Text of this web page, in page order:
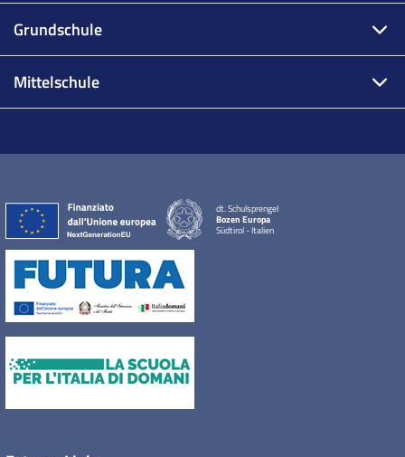
Grundschule
Mittelschule
dt. Schulsprengel
Bozen Europa
Südtirol - Italien